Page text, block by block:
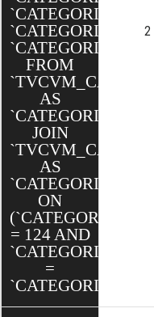
FROM
AS
`CATEGORIE`
JOIN
AS
ON
= 124 AND
=
`CATEGORIE`.`ID`)
2